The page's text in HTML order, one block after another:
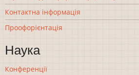
Контактна інформація
Проофорієнтація
Наука
Конференції